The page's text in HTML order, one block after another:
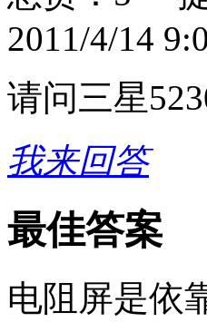
2011/4/14
请问三星
我来回答
最佳答案
电阻屏是依